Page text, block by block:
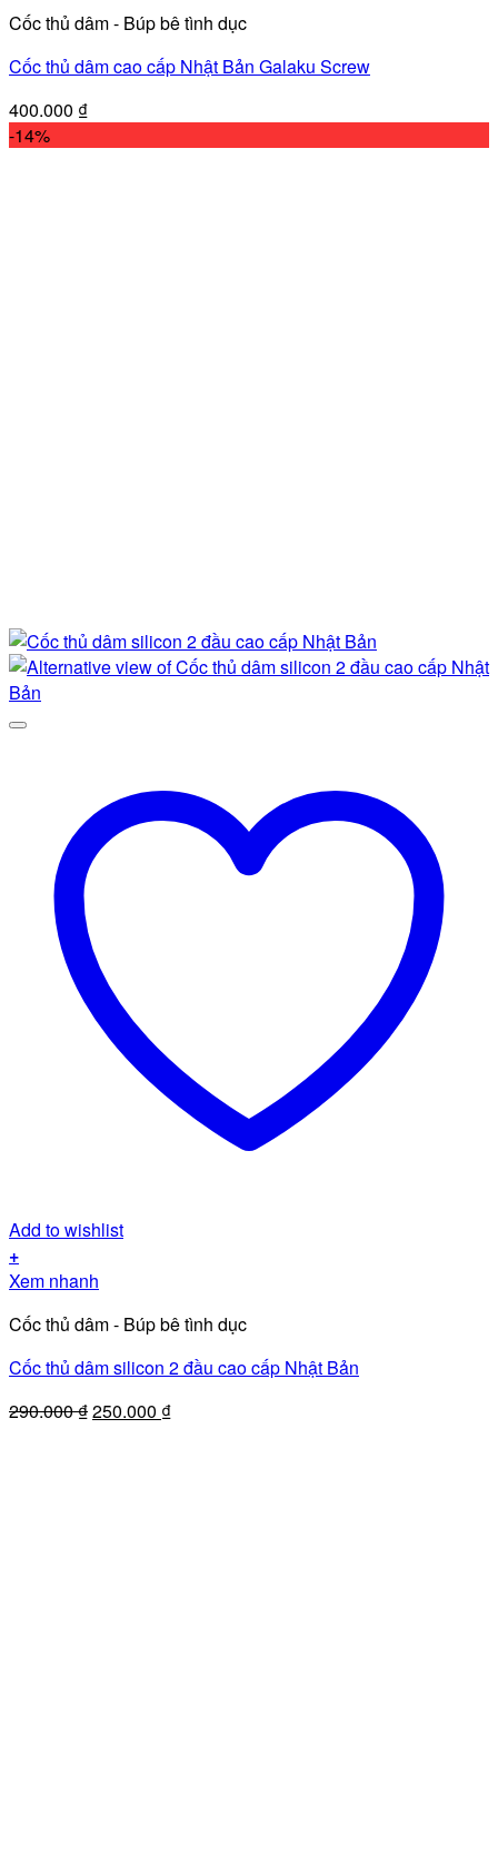
Cốc thủ dâm - Búp bê tình dục
Cốc thủ dâm cao cấp Nhật Bản Galaku Screw
400.000 ₫
-14%
Add to wishlist
+
Xem nhanh
Cốc thủ dâm - Búp bê tình dục
Cốc thủ dâm silicon 2 đầu cao cấp Nhật Bản
290.000₫Giá
250.000 ₫Giá